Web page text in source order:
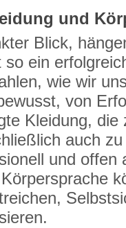
und
Blick,
so ein
wie wir
von
Kleidung,
auch
und offen